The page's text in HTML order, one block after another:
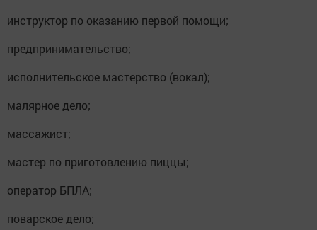
инструктор по оказанию первой помощи;
предпринимательство;
исполнительское мастерство (вокал);
малярное дело;
массажист;
мастер по приготовлению пиццы;
оператор БПЛА;
поварское дело;